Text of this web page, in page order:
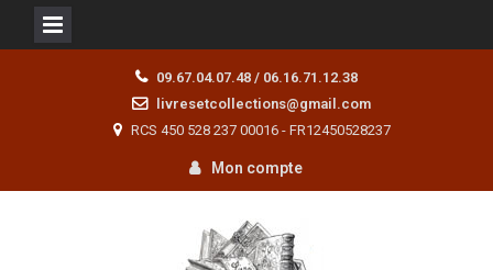
09.67.04.07.48 / 06.16.71.12.38
livresetcollections@gmail.com
RCS 450 528 237 00016 - FR12450528237
Mon compte